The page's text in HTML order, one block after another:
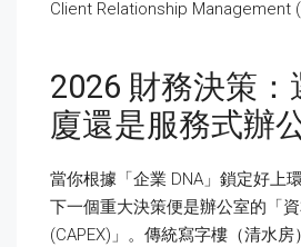
Client Relationship Management (
2026 財務決策：
廈還是服務式辦
當你根據「企業 DNA」鎖定好上
下一個重大決策便是辦公室的「
(CAPEX)」。傳統寫字樓（清水